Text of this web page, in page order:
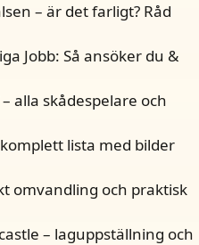
– är det farligt? Råd
Jobb: Så ansöker du &
alla skådespelare och
lista med bilder
omvandling och praktisk
– laguppställning och